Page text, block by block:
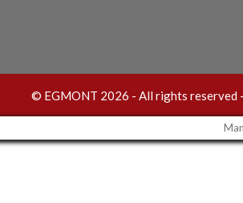
© EGMONT 2026 - All rights reserved -